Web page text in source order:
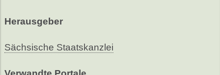
Herausgeber
Sächsische Staatskanzlei